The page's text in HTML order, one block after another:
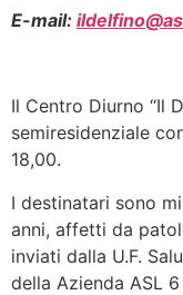
E-mail:
Il Centro Diurno “Il
semiresidenziale
18,00.
I destinatari sono
anni, affetti da
inviati dalla U.F.
della Azienda ASL